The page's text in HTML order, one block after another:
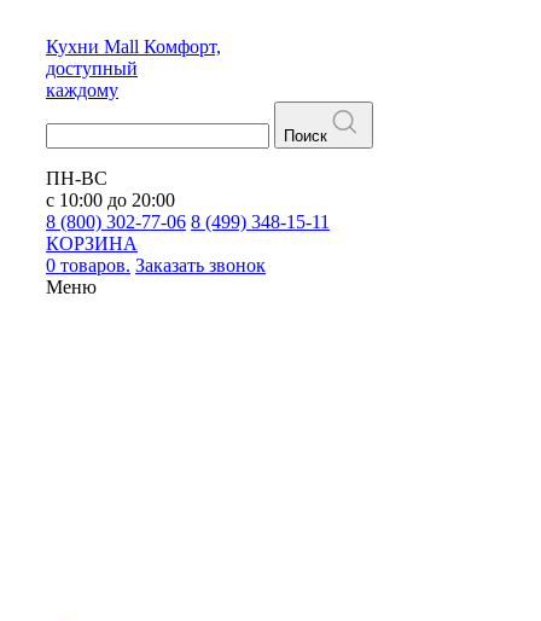
Кухни Mall Комфорт,
доступный
каждому
Поиск
ПН-ВС
с 10:00 до 20:00
8 (800) 302-77-06 8 (499) 348-15-11
КОРЗИНА
0 товаров. Заказать звонок
Меню